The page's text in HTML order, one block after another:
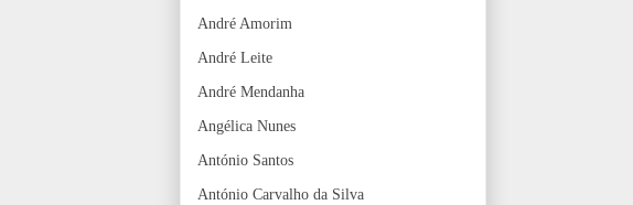
André Amorim
André Leite
André Mendanha
Angélica Nunes
António Santos
António Carvalho da Silva